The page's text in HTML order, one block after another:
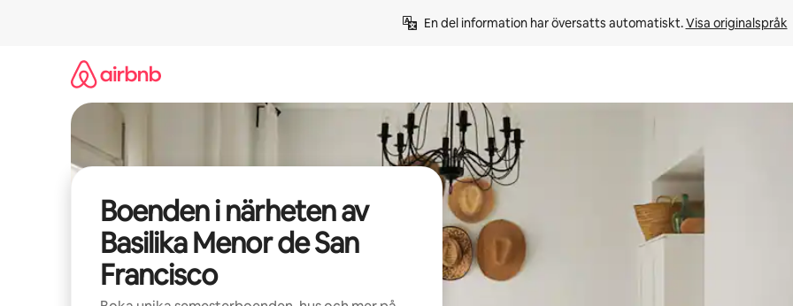
En del information har översatts automatiskt. Visa originalspråk
Boenden i närheten av
Basilika Menor de San
Francisco